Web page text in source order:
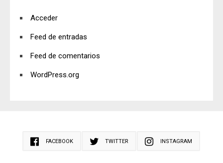
Acceder
Feed de entradas
Feed de comentarios
WordPress.org
FACEBOOK TWITTER INSTAGRAM